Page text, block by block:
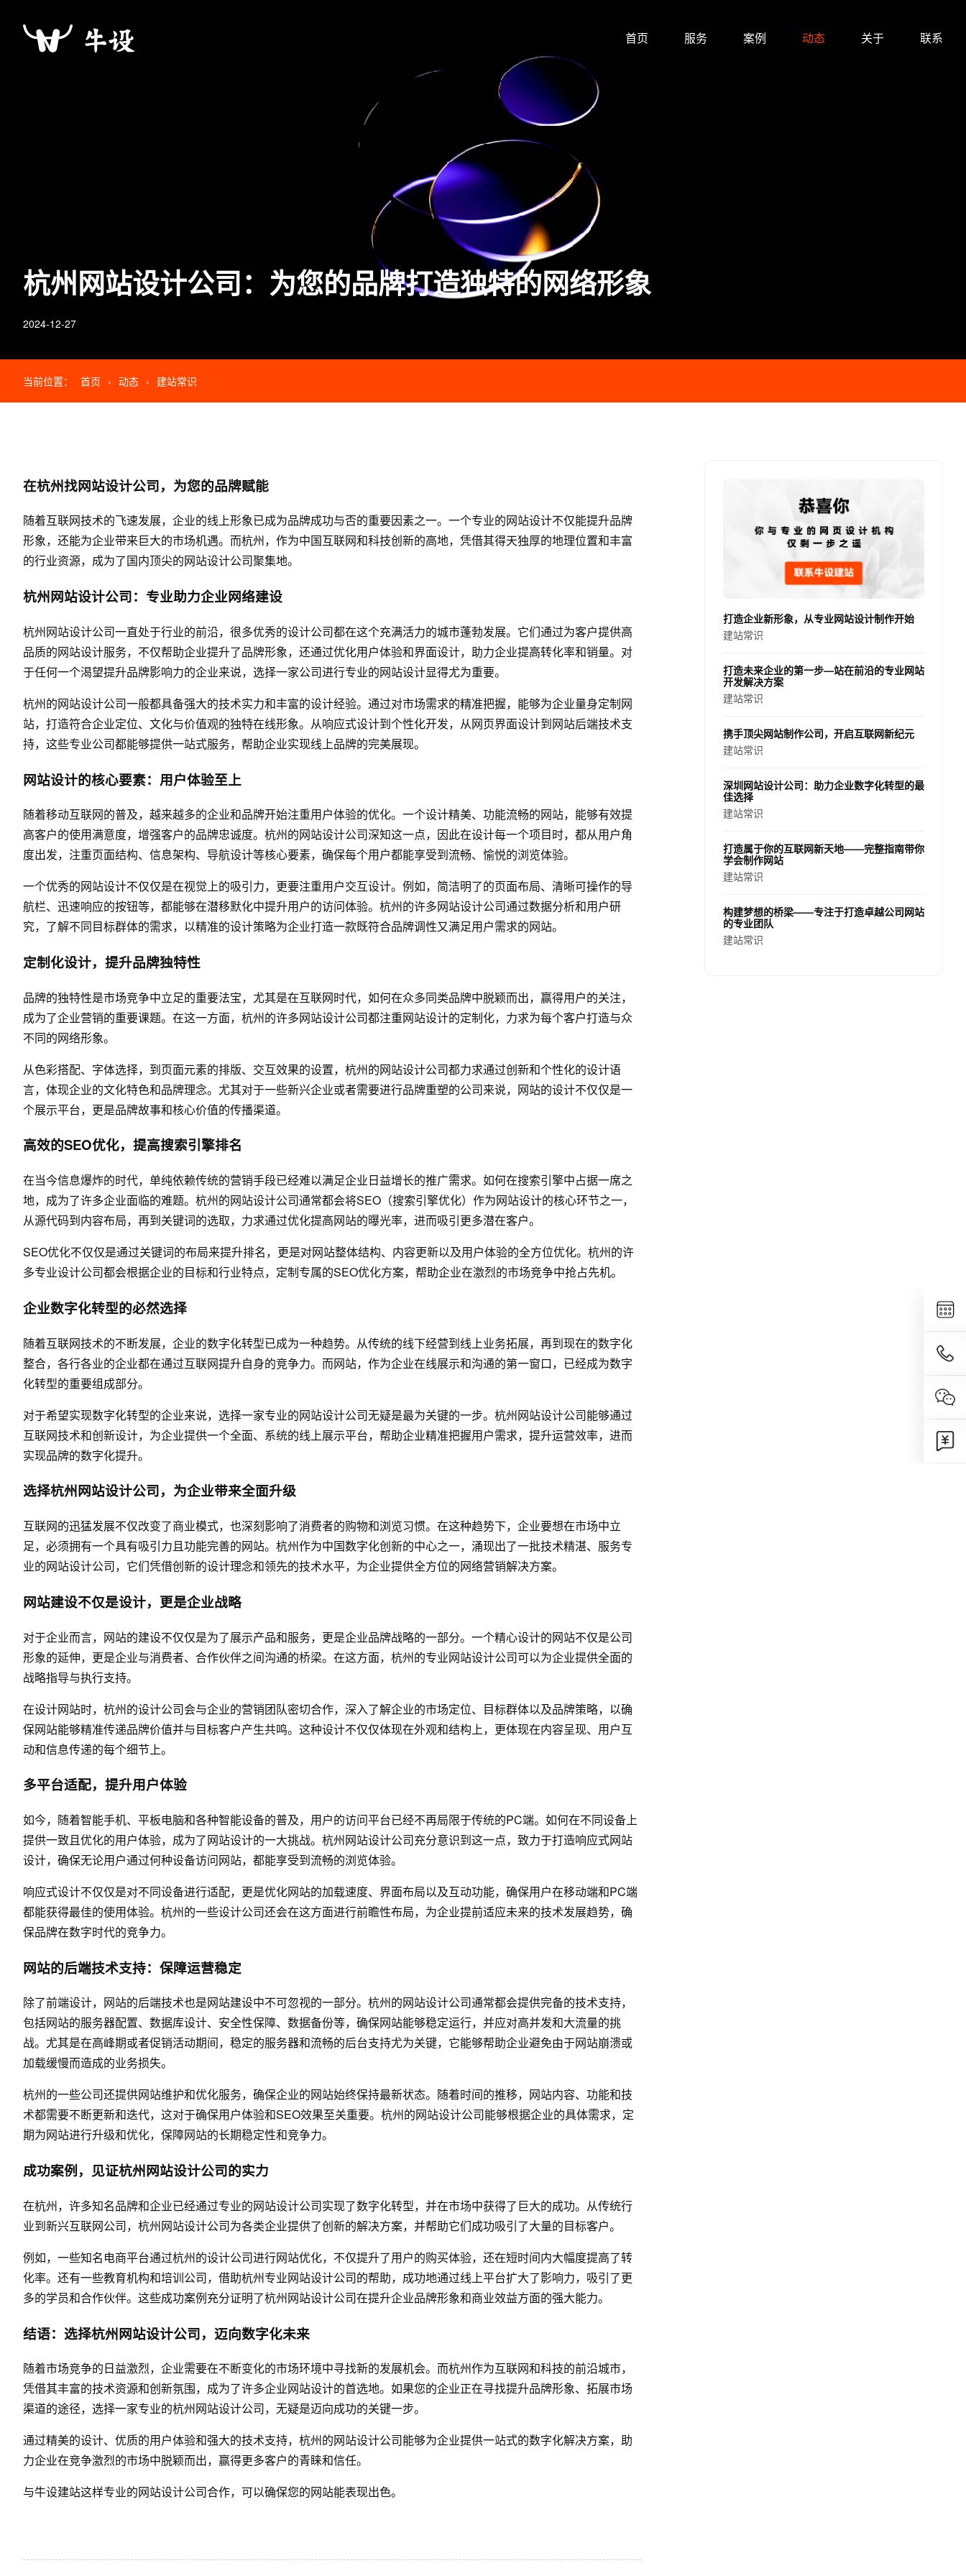
首页 服务 案例 动态 关于 联系
杭州网站设计公司：为您的品牌打造独特的网络形象
2024-12-27
当前位置： 首页 › 动态 › 建站常识
打造企业新形象，从专业网站设计制作开始
建站常识
打造未来企业的第一步—站在前沿的专业网站
开发解决方案
建站常识
携手顶尖网站制作公司，开启互联网新纪元
建站常识
深圳网站设计公司：助力企业数字化转型的最
佳选择
建站常识
打造属于你的互联网新天地——完整指南带你
学会制作网站
建站常识
构建梦想的桥梁——专注于打造卓越公司网站
的专业团队
建站常识
在杭州找网站设计公司，为您的品牌赋能
随着互联网技术的飞速发展，企业的线上形象已成为品牌成功与否的重要因素之一。一个专业的网站设计不仅能提升品牌
形象，还能为企业带来巨大的市场机遇。而杭州，作为中国互联网和科技创新的高地，凭借其得天独厚的地理位置和丰富
的行业资源，成为了国内顶尖的网站设计公司聚集地。
杭州网站设计公司：专业助力企业网络建设
杭州网站设计公司一直处于行业的前沿，很多优秀的设计公司都在这个充满活力的城市蓬勃发展。它们通过为客户提供高
品质的网站设计服务，不仅帮助企业提升了品牌形象，还通过优化用户体验和界面设计，助力企业提高转化率和销量。对
于任何一个渴望提升品牌影响力的企业来说，选择一家公司进行专业的网站设计显得尤为重要。
杭州的网站设计公司一般都具备强大的技术实力和丰富的设计经验。通过对市场需求的精准把握，能够为企业量身定制网
站，打造符合企业定位、文化与价值观的独特在线形象。从响应式设计到个性化开发，从网页界面设计到网站后端技术支
持，这些专业公司都能够提供一站式服务，帮助企业实现线上品牌的完美展现。
网站设计的核心要素：用户体验至上
随着移动互联网的普及，越来越多的企业和品牌开始注重用户体验的优化。一个设计精美、功能流畅的网站，能够有效提
高客户的使用满意度，增强客户的品牌忠诚度。杭州的网站设计公司深知这一点，因此在设计每一个项目时，都从用户角
度出发，注重页面结构、信息架构、导航设计等核心要素，确保每个用户都能享受到流畅、愉悦的浏览体验。
一个优秀的网站设计不仅仅是在视觉上的吸引力，更要注重用户交互设计。例如，简洁明了的页面布局、清晰可操作的导
航栏、迅速响应的按钮等，都能够在潜移默化中提升用户的访问体验。杭州的许多网站设计公司通过数据分析和用户研
究，了解不同目标群体的需求，以精准的设计策略为企业打造一款既符合品牌调性又满足用户需求的网站。
定制化设计，提升品牌独特性
品牌的独特性是市场竞争中立足的重要法宝，尤其是在互联网时代，如何在众多同类品牌中脱颖而出，赢得用户的关注，
成为了企业营销的重要课题。在这一方面，杭州的许多网站设计公司都注重网站设计的定制化，力求为每个客户打造与众
不同的网络形象。
从色彩搭配、字体选择，到页面元素的排版、交互效果的设置，杭州的网站设计公司都力求通过创新和个性化的设计语
言，体现企业的文化特色和品牌理念。尤其对于一些新兴企业或者需要进行品牌重塑的公司来说，网站的设计不仅仅是一
个展示平台，更是品牌故事和核心价值的传播渠道。
高效的SEO优化，提高搜索引擎排名
在当今信息爆炸的时代，单纯依赖传统的营销手段已经难以满足企业日益增长的推广需求。如何在搜索引擎中占据一席之
地，成为了许多企业面临的难题。杭州的网站设计公司通常都会将SEO（搜索引擎优化）作为网站设计的核心环节之一，
从源代码到内容布局，再到关键词的选取，力求通过优化提高网站的曝光率，进而吸引更多潜在客户。
SEO优化不仅仅是通过关键词的布局来提升排名，更是对网站整体结构、内容更新以及用户体验的全方位优化。杭州的许
多专业设计公司都会根据企业的目标和行业特点，定制专属的SEO优化方案，帮助企业在激烈的市场竞争中抢占先机。
企业数字化转型的必然选择
随着互联网技术的不断发展，企业的数字化转型已成为一种趋势。从传统的线下经营到线上业务拓展，再到现在的数字化
整合，各行各业的企业都在通过互联网提升自身的竞争力。而网站，作为企业在线展示和沟通的第一窗口，已经成为数字
化转型的重要组成部分。
对于希望实现数字化转型的企业来说，选择一家专业的网站设计公司无疑是最为关键的一步。杭州网站设计公司能够通过
互联网技术和创新设计，为企业提供一个全面、系统的线上展示平台，帮助企业精准把握用户需求，提升运营效率，进而
实现品牌的数字化提升。
选择杭州网站设计公司，为企业带来全面升级
互联网的迅猛发展不仅改变了商业模式，也深刻影响了消费者的购物和浏览习惯。在这种趋势下，企业要想在市场中立
足，必须拥有一个具有吸引力且功能完善的网站。杭州作为中国数字化创新的中心之一，涌现出了一批技术精湛、服务专
业的网站设计公司，它们凭借创新的设计理念和领先的技术水平，为企业提供全方位的网络营销解决方案。
网站建设不仅是设计，更是企业战略
对于企业而言，网站的建设不仅仅是为了展示产品和服务，更是企业品牌战略的一部分。一个精心设计的网站不仅是公司
形象的延伸，更是企业与消费者、合作伙伴之间沟通的桥梁。在这方面，杭州的专业网站设计公司可以为企业提供全面的
战略指导与执行支持。
在设计网站时，杭州的设计公司会与企业的营销团队密切合作，深入了解企业的市场定位、目标群体以及品牌策略，以确
保网站能够精准传递品牌价值并与目标客户产生共鸣。这种设计不仅仅体现在外观和结构上，更体现在内容呈现、用户互
动和信息传递的每个细节上。
多平台适配，提升用户体验
如今，随着智能手机、平板电脑和各种智能设备的普及，用户的访问平台已经不再局限于传统的PC端。如何在不同设备上
提供一致且优化的用户体验，成为了网站设计的一大挑战。杭州网站设计公司充分意识到这一点，致力于打造响应式网站
设计，确保无论用户通过何种设备访问网站，都能享受到流畅的浏览体验。
响应式设计不仅仅是对不同设备进行适配，更是优化网站的加载速度、界面布局以及互动功能，确保用户在移动端和PC端
都能获得最佳的使用体验。杭州的一些设计公司还会在这方面进行前瞻性布局，为企业提前适应未来的技术发展趋势，确
保品牌在数字时代的竞争力。
网站的后端技术支持：保障运营稳定
除了前端设计，网站的后端技术也是网站建设中不可忽视的一部分。杭州的网站设计公司通常都会提供完备的技术支持，
包括网站的服务器配置、数据库设计、安全性保障、数据备份等，确保网站能够稳定运行，并应对高并发和大流量的挑
战。尤其是在高峰期或者促销活动期间，稳定的服务器和流畅的后台支持尤为关键，它能够帮助企业避免由于网站崩溃或
加载缓慢而造成的业务损失。
杭州的一些公司还提供网站维护和优化服务，确保企业的网站始终保持最新状态。随着时间的推移，网站内容、功能和技
术都需要不断更新和迭代，这对于确保用户体验和SEO效果至关重要。杭州的网站设计公司能够根据企业的具体需求，定
期为网站进行升级和优化，保障网站的长期稳定性和竞争力。
成功案例，见证杭州网站设计公司的实力
在杭州，许多知名品牌和企业已经通过专业的网站设计公司实现了数字化转型，并在市场中获得了巨大的成功。从传统行
业到新兴互联网公司，杭州网站设计公司为各类企业提供了创新的解决方案，并帮助它们成功吸引了大量的目标客户。
例如，一些知名电商平台通过杭州的设计公司进行网站优化，不仅提升了用户的购买体验，还在短时间内大幅度提高了转
化率。还有一些教育机构和培训公司，借助杭州专业网站设计公司的帮助，成功地通过线上平台扩大了影响力，吸引了更
多的学员和合作伙伴。这些成功案例充分证明了杭州网站设计公司在提升企业品牌形象和商业效益方面的强大能力。
结语：选择杭州网站设计公司，迈向数字化未来
随着市场竞争的日益激烈，企业需要在不断变化的市场环境中寻找新的发展机会。而杭州作为互联网和科技的前沿城市，
凭借其丰富的技术资源和创新氛围，成为了许多企业网站设计的首选地。如果您的企业正在寻找提升品牌形象、拓展市场
渠道的途径，选择一家专业的杭州网站设计公司，无疑是迈向成功的关键一步。
通过精美的设计、优质的用户体验和强大的技术支持，杭州的网站设计公司能够为企业提供一站式的数字化解决方案，助
力企业在竞争激烈的市场中脱颖而出，赢得更多客户的青睐和信任。
与牛设建站这样专业的网站设计公司合作，可以确保您的网站能表现出色。